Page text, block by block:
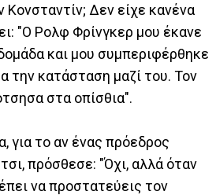
Κονσταντίν; Δεν είχε κανένα
"Ο Ρολφ Φρίνγκερ μου έκανε
και μου συμπεριφέρθηκε
την κατάσταση μαζί του. Τον
στα οπίσθια".
για το αν ένας πρόεδρος
πρόσθεσε: "Όχι, αλλά όταν
να προστατεύεις τον